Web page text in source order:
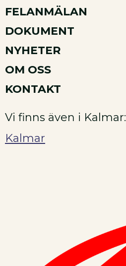
FELANMÄLAN
DOKUMENT
NYHETER
OM OSS
KONTAKT
Vi finns även i Kalmar:
Kalmar